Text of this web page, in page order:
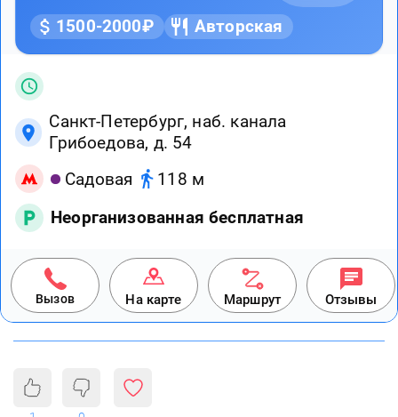
1500-2000₽ Авторская
Санкт-Петербург, наб. канала
Грибоедова, д. 54
Садовая
118 м
Неорганизованная бесплатная
Вызов На карте Маршрут Отзывы